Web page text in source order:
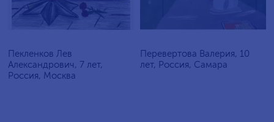
Пекленков Лев
Александрович, 7 лет,
Россия, Москва
Перевертова Валерия, 10
лет, Россия, Самара